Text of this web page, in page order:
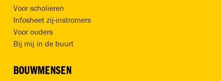
Voor scholieren
Infosheet zij-instromers
Voor ouders
Bij mij in de buurt
BOUWMENSEN